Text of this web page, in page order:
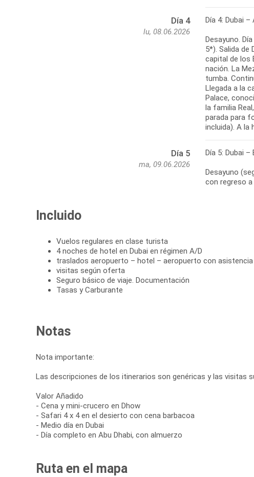
Día 4
lu, 08.06.2026
Día 4: Dubai –
Desayuno.
5*). Salida de
capital de los
nación. La
tumba.
Llegada a la
Palace,
la familia
parada para
incluida). A la
Día 5
ma, 09.06.2026
Día 5: Dubai –
Desayuno
con regreso a
Incluido
Vuelos regulares en clase turista
4 noches de hotel en Dubai en régimen A/D
traslados aeropuerto – hotel – aeropuerto con asistencia
visitas según oferta
Seguro básico de viaje. Documentación
Tasas y Carburante
Notas
Nota importante:
Las descripciones de los itinerarios son genéricas y las visitas
Valor Añadido
- Cena y mini-crucero en Dhow
- Safari 4 x 4 en el desierto con cena barbacoa
- Medio día en Dubai
- Día completo en Abu Dhabi, con almuerzo
Ruta en el mapa